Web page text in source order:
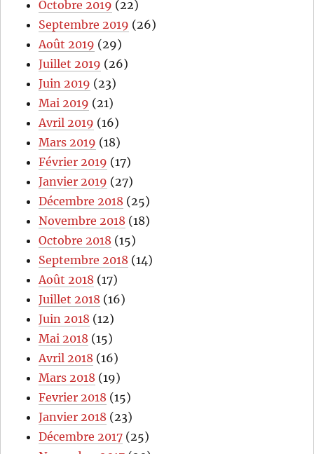
Octobre 2019 (22)
Septembre 2019 (26)
Août 2019 (29)
Juillet 2019 (26)
Juin 2019 (23)
Mai 2019 (21)
Avril 2019 (16)
Mars 2019 (18)
Février 2019 (17)
Janvier 2019 (27)
Décembre 2018 (25)
Novembre 2018 (18)
Octobre 2018 (15)
Septembre 2018 (14)
Août 2018 (17)
Juillet 2018 (16)
Juin 2018 (12)
Mai 2018 (15)
Avril 2018 (16)
Mars 2018 (19)
Fevrier 2018 (15)
Janvier 2018 (23)
Décembre 2017 (25)